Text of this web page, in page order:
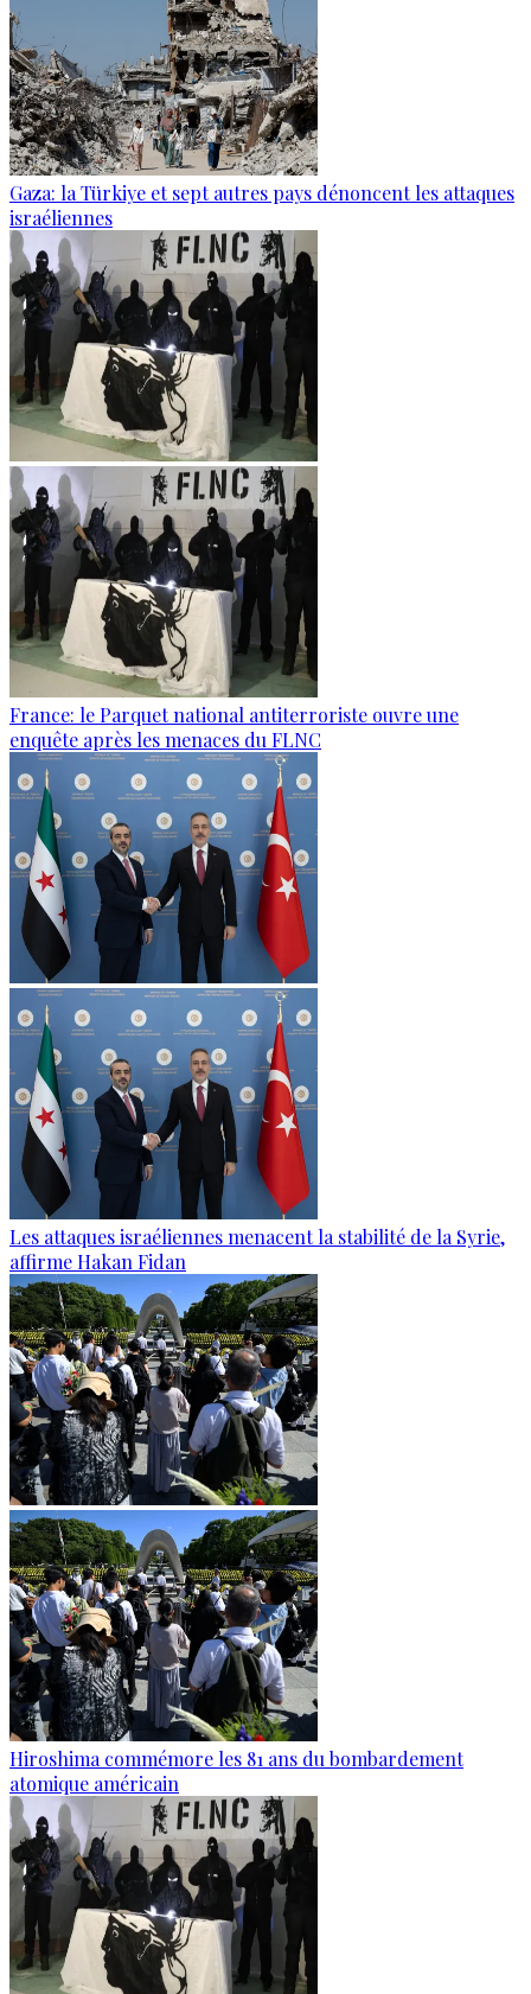
Gaza: la Türkiye et sept autres pays dénoncent les attaques
israéliennes
France: le Parquet national antiterroriste ouvre une
enquête après les menaces du FLNC
Les attaques israéliennes menacent la stabilité de la Syrie,
affirme Hakan Fidan
Hiroshima commémore les 81 ans du bombardement
atomique américain